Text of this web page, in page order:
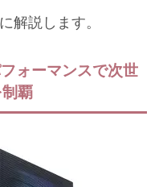
解説します。
ォーマンスで次世
覇